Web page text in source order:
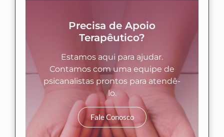
Precisa de Apoio
Terapêutico?
Estamos aqui para ajudar.
Contamos com uma equipe de
psicanalistas prontos para atendê-
lo.
Fale Conosco